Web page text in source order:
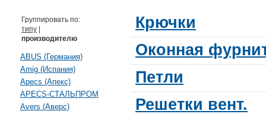
Группировать по:
типу
производителю
ABUS (Германия)
Amig (Испания)
Apecs (Апекс)
APECS-СТАЛЬПРОМ
Avers (Аверс)
Крючки
Оконная
Петли
Решетки вент.